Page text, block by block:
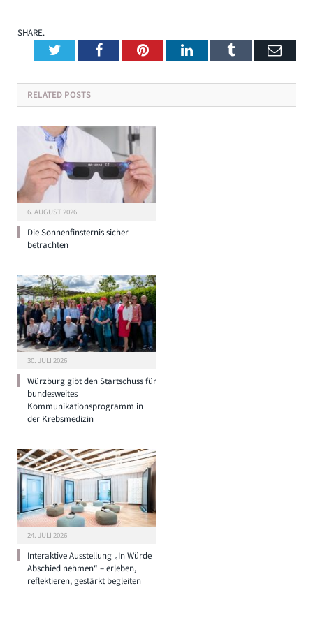
SHARE.
TwitterFacebookPinterestLinkedInTumblr
RELATED POSTS
6. AUGUST 2026
Die Sonnenfinsternis sicher
betrachten
30. JULI 2026
Würzburg gibt den Startschuss für
bundesweites
Kommunikationsprogramm in
der Krebsmedizin
24. JULI 2026
Interaktive Ausstellung „In Würde
Abschied nehmen“ – erleben,
reflektieren, gestärkt begleiten